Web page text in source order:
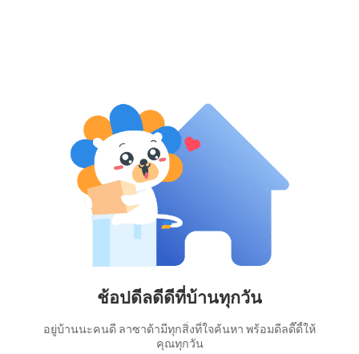
ช้อปดีลดีดีที่บ้านทุกวัน
อยู่บ้านนะคนดี ลาซาด้ามีทุกสิ่งที่ใจค้นหา พร้อมดีลดี๊ดี้ให้
คุณทุกวัน